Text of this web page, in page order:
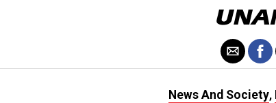
News And Society,